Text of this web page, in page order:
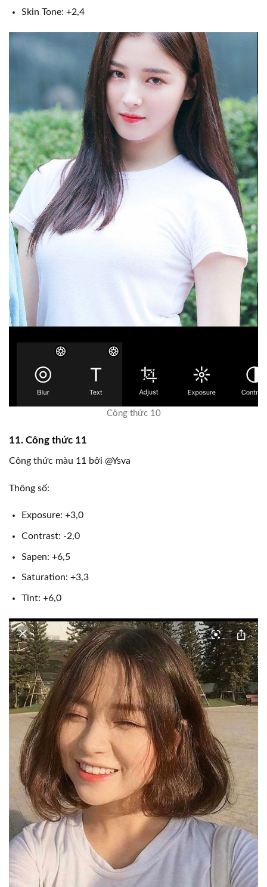
Skin Tone: +2,4
Công thức 10
11. Công thức 11
Công thức màu 11 bởi @Ysva
Thông số:
Exposure: +3,0
Contrast: -2,0
Sapen: +6,5
Saturation: +3,3
Tint: +6,0